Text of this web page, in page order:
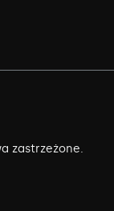
zastrzeżone.